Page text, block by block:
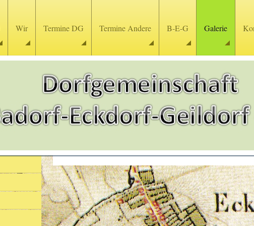
Wir Termine DG Termine Andere B-E-G Galerie